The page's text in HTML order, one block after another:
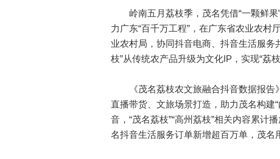
岭南五月荔枝季，茂名凭借“一颗鲜果”
力广东“百千万工程”，在广东省农业农
业农村局，协同抖音电商、抖音生活服
枝”从传统农产品升级为文化IP，实现“荔
《茂名荔枝农文旅融合抖音数据报告》
直播带货、文旅场景打造，助力茂名构建
音，“茂名荔枝”“高州荔枝”相关内容累计
名抖音生活服务订单新增超百万单，茂名